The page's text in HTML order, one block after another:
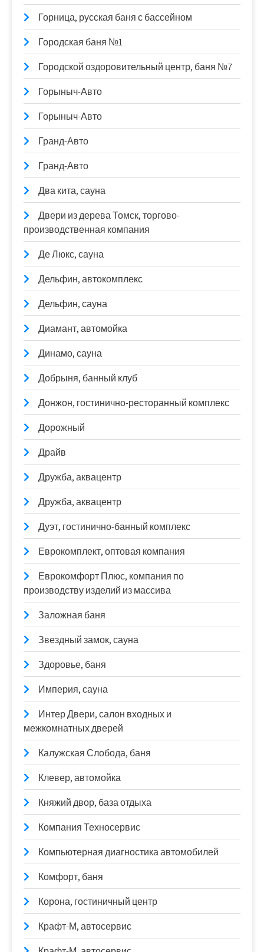
Горница, русская баня с бассейном
Городская баня №1
Городской оздоровительный центр, баня №7
Горыныч-Авто
Горыныч-Авто
Гранд-Авто
Гранд-Авто
Два кита, сауна
Двери из дерева Томск, торгово-
производственная компания
Де Люкс, сауна
Дельфин, автокомплекс
Дельфин, сауна
Диамант, автомойка
Динамо, сауна
Добрыня, банный клуб
Донжон, гостинично-ресторанный комплекс
Дорожный
Драйв
Дружба, аквацентр
Дружба, аквацентр
Дуэт, гостинично-банный комплекс
Еврокомплект, оптовая компания
Еврокомфорт Плюс, компания по
производству изделий из массива
Заложная баня
Звездный замок, сауна
Здоровье, баня
Империя, сауна
Интер Двери, салон входных и
межкомнатных дверей
Калужская Слобода, баня
Клевер, автомойка
Княжий двор, база отдыха
Компания Техносервис
Компьютерная диагностика автомобилей
Комфорт, баня
Корона, гостиничный центр
Крафт-М, автосервис